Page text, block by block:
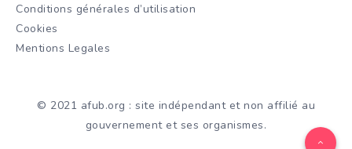
Conditions générales d’utilisation
Cookies
Mentions Legales
© 2021 afub.org : site indépendant et non affilié au
gouvernement et ses organismes.